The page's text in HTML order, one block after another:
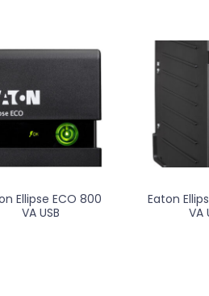
Ellipse ECO 800
VA USB
Eaton
VA